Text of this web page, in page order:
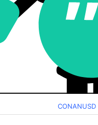
CONANUSD